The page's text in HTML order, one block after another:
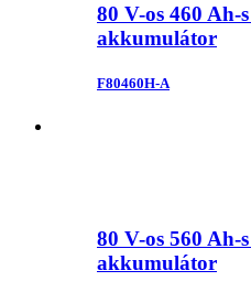
80 V-os 460
akkumulátor
F80460H-A
80 V-os 560
akkumulátor